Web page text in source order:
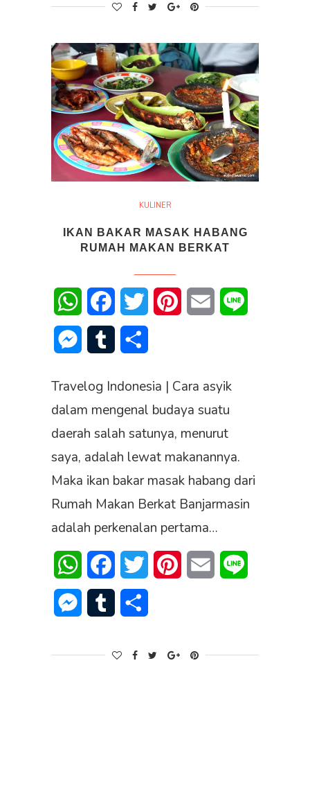
KULINER
IKAN BAKAR MASAK HABANG
RUMAH MAKAN BERKAT
WhatsAppFacebookTwitter PinterestEmail
Messenger
Tumblr
Travelog Indonesia | Cara asyik
dalam mengenal budaya suatu
daerah salah satunya, menurut
saya, adalah lewat makanannya.
Maka ikan bakar masak habang dari
Rumah Makan Berkat Banjarmasin
adalah perkenalan pertama…
WhatsAppFacebookTwitter PinterestEmail
Messenger
Tumblr